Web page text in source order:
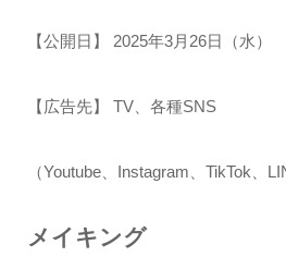
【公開⽇】 2025年3⽉26⽇（⽔）
【広告先】 TV、各種SNS
（Youtube、Instagram、TikTok、
メイキング